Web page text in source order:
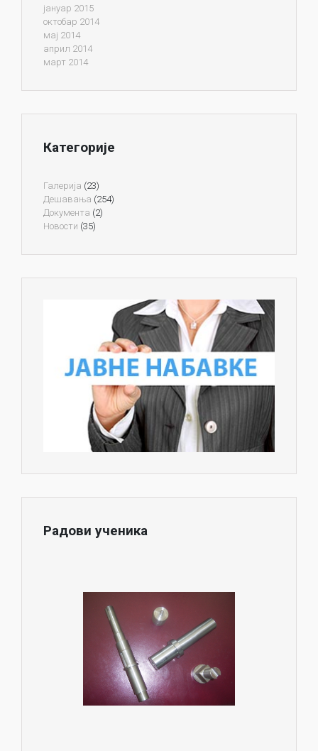
јануар 2015
октобар 2014
мај 2014
април 2014
март 2014
Категорије
Галерија (23)
Дешавања (254)
Документа (2)
Новости (35)
Радови ученика